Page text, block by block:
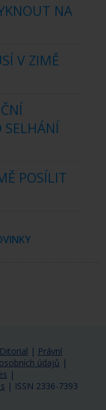
NA
V ZIMĚ
SELHÁNÍ
POSÍLIT
| Právní
údajů |
|
| ISSN 2336-7393